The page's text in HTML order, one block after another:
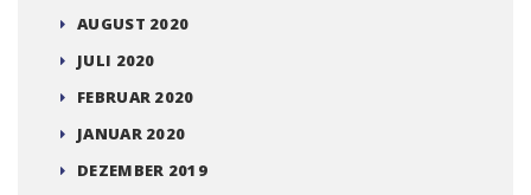
AUGUST 2020
JULI 2020
FEBRUAR 2020
JANUAR 2020
DEZEMBER 2019